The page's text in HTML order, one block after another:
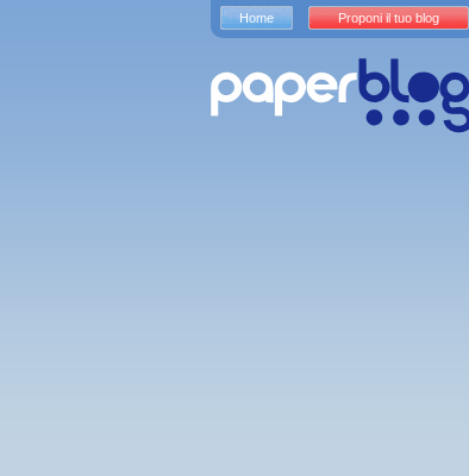
Home Proponi il tuo blog